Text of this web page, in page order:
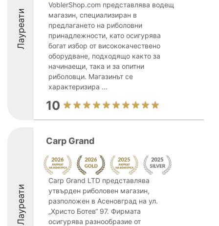
Лауреати
VoblerShop.com представлява водещ
магазин, специализиран в
предлагането на риболовни
принадлежности, като осигурява
богат избор от висококачествено
оборудване, подходящо както за
начинаещи, така и за опитни
риболовци. Магазинът се
характеризира ...
10
Лауреати
Carp Grand
Carp Grand LTD представлява
утвърден риболовен магазин,
разположен в Асеновград на ул.
„Христо Ботев“ 97. Фирмата
осигурява разнообразие от